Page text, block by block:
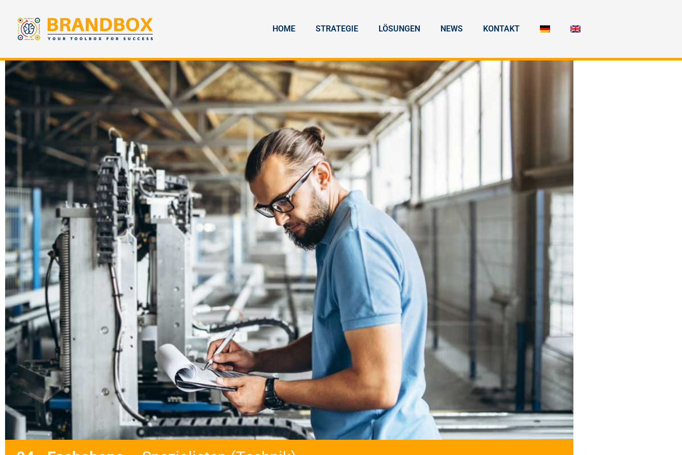
HOME STRATEGIE LÖSUNGEN NEWS KONTAKT